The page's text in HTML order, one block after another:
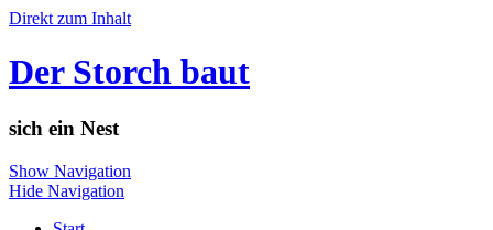
Direkt zum Inhalt
Der Storch baut
sich ein Nest
Show Navigation
Hide Navigation